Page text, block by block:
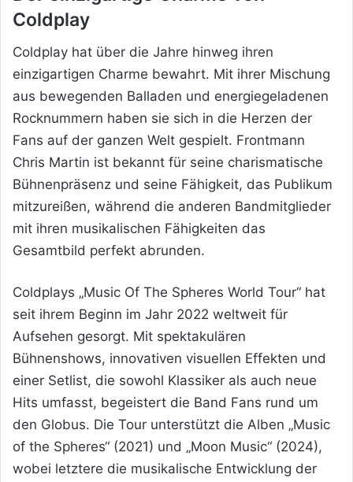
Coldplay
Coldplay hat über die Jahre hinweg ihren
einzigartigen Charme bewahrt. Mit ihrer Mischung
aus bewegenden Balladen und energiegeladenen
Rocknummern haben sie sich in die Herzen der
Fans auf der ganzen Welt gespielt. Frontmann
Chris Martin ist bekannt für seine charismatische
Bühnenpräsenz und seine Fähigkeit, das Publikum
mitzureißen, während die anderen Bandmitglieder
mit ihren musikalischen Fähigkeiten das
Gesamtbild perfekt abrunden.
Coldplays „Music Of The Spheres World Tour“ hat
seit ihrem Beginn im Jahr 2022 weltweit für
Aufsehen gesorgt. Mit spektakulären
Bühnenshows, innovativen visuellen Effekten und
einer Setlist, die sowohl Klassiker als auch neue
Hits umfasst, begeistert die Band Fans rund um
den Globus. Die Tour unterstützt die Alben „Music
of the Spheres“ (2021) und „Moon Music“ (2024),
wobei letztere die musikalische Entwicklung der